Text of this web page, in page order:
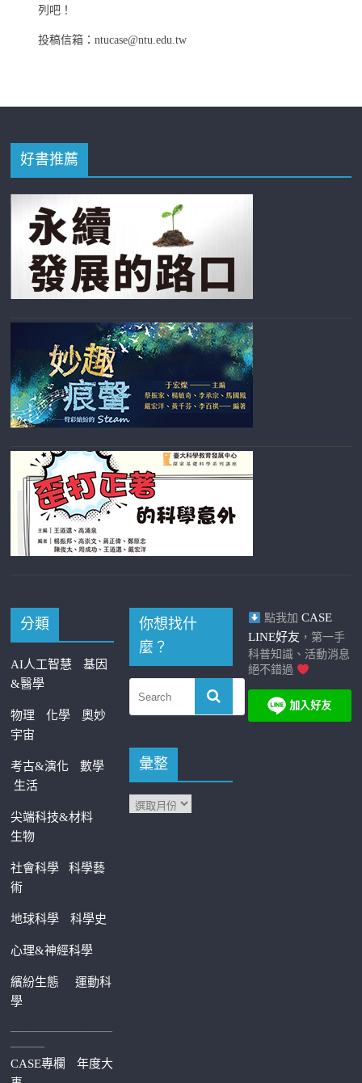
列吧！
投稿信箱：ntucase@ntu.edu.tw
好書推薦
分類
AI人工智慧
基因
&醫學
物理 化學
奧妙
宇宙
考古&演化
數學
生活
尖端科技&材料
生物
社會科學科學藝
術
地球科學 科學史
心理&神經科學
繽紛生態運動科
學
—————————
———
CASE專欄
年度大
你想找什
麼？
彙整
點我加 CASE
LINE好友 ，第一手
科普知識、活動消息
絕不錯過